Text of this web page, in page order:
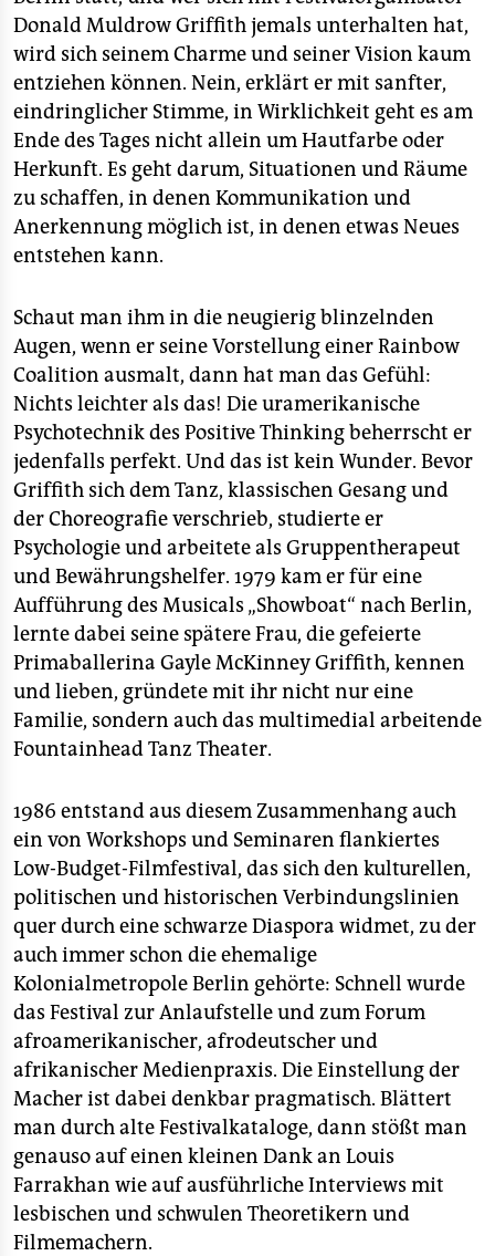
Donald Muldrow Griffith jemals unterhalten hat,
wird sich seinem Charme und seiner Vision kaum
entziehen können. Nein, erklärt er mit sanfter,
eindringlicher Stimme, in Wirklichkeit geht es am
Ende des Tages nicht allein um Hautfarbe oder
Herkunft. Es geht darum, Situationen und Räume
zu schaffen, in denen Kommunikation und
Anerkennung möglich ist, in denen etwas Neues
entstehen kann.
Schaut man ihm in die neugierig blinzelnden
Augen, wenn er seine Vorstellung einer Rainbow
Coalition ausmalt, dann hat man das Gefühl:
Nichts leichter als das! Die uramerikanische
Psychotechnik des Positive Thinking beherrscht er
jedenfalls perfekt. Und das ist kein Wunder. Bevor
Griffith sich dem Tanz, klassischen Gesang und
der Choreografie verschrieb, studierte er
Psychologie und arbeitete als Gruppentherapeut
und Bewährungshelfer. 1979 kam er für eine
Aufführung des Musicals „Showboat“ nach Berlin,
lernte dabei seine spätere Frau, die gefeierte
Primaballerina Gayle McKinney Griffith, kennen
und lieben, gründete mit ihr nicht nur eine
Familie, sondern auch das multimedial arbeitende
Fountainhead Tanz Theater.
1986 entstand aus diesem Zusammenhang auch
ein von Workshops und Seminaren flankiertes
Low-Budget-Filmfestival, das sich den kulturellen,
politischen und historischen Verbindungslinien
quer durch eine schwarze Diaspora widmet, zu der
auch immer schon die ehemalige
Kolonialmetropole Berlin gehörte: Schnell wurde
das Festival zur Anlaufstelle und zum Forum
afroamerikanischer, afrodeutscher und
afrikanischer Medienpraxis. Die Einstellung der
Macher ist dabei denkbar pragmatisch. Blättert
man durch alte Festivalkataloge, dann stößt man
genauso auf einen kleinen Dank an Louis
Farrakhan wie auf ausführliche Interviews mit
lesbischen und schwulen Theoretikern und
Filmemachern.